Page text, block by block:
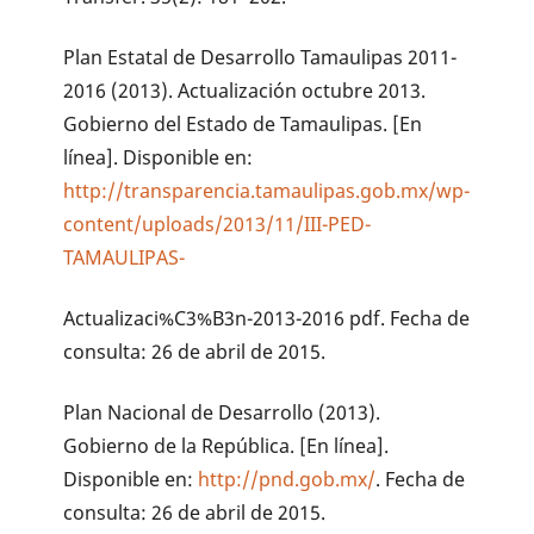
Plan Estatal de Desarrollo Tamaulipas 2011-
2016 (2013). Actualización octubre 2013.
Gobierno del Estado de Tamaulipas. [En
línea]. Disponible en:
http://transparencia.tamaulipas.gob.mx/wp-
content/uploads/2013/11/III-PED-
TAMAULIPAS-
Actualizaci%C3%B3n-2013-2016 pdf. Fecha de
consulta: 26 de abril de 2015.
Plan Nacional de Desarrollo (2013).
Gobierno de la República. [En línea].
Disponible en: http://pnd.gob.mx/. Fecha de
consulta: 26 de abril de 2015.